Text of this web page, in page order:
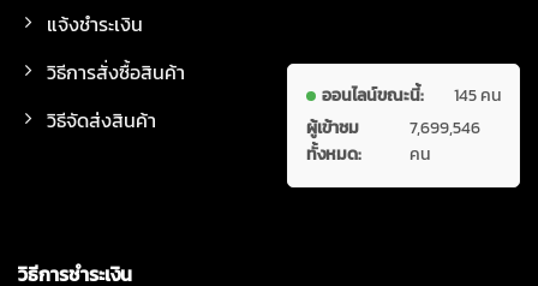
แจ้งชำระเงิน
วิธีการสั่งซื้อสินค้า
วิธีจัดส่งสินค้า
ออนไลน์ขณะนี้:
145 คน
ผู้เข้าชม
ทั้งหมด:
7,699,546
คน
วิธีการชำระเงิน